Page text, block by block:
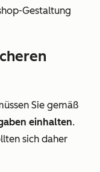
Gestaltung
Sie gemäß
einhalten.
sich daher